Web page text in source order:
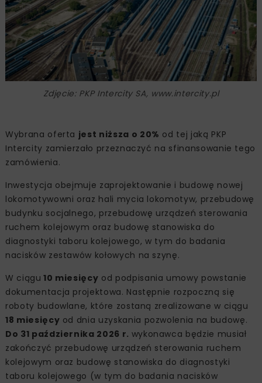
Zdjęcie: PKP Intercity SA, www.intercity.pl
Wybrana oferta jest niższa o 20% od tej jaką PKP
Intercity zamierzało przeznaczyć na sfinansowanie tego
zamówienia.
Inwestycja obejmuje zaprojektowanie i budowę nowej
lokomotywowni oraz hali mycia lokomotyw, przebudowę
budynku socjalnego, przebudowę urządzeń sterowania
ruchem kolejowym oraz budowę stanowiska do
diagnostyki taboru kolejowego, w tym do badania
nacisków zestawów kołowych na szynę.
W ciągu 10 miesięcy od podpisania umowy powstanie
dokumentacja projektowa. Następnie rozpoczną się
roboty budowlane, które zostaną zrealizowane w ciągu
18 miesięcy od dnia uzyskania pozwolenia na budowę.
Do 31 października 2026 r. wykonawca będzie musiał
zakończyć przebudowę urządzeń sterowania ruchem
kolejowym oraz budowę stanowiska do diagnostyki
taboru kolejowego (w tym do badania nacisków